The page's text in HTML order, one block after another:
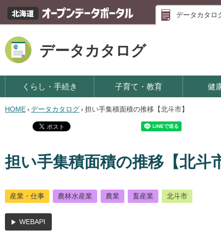
データカタロ
データカタログ
くらし・手続き 子育て・教育 健
HOME› データカタログ› 担い手集積面積の推移【北斗市】
担い手集積面積の推移【北斗
産業・仕事 農林水産業 農業 畜産業 北斗市
WEBAPI